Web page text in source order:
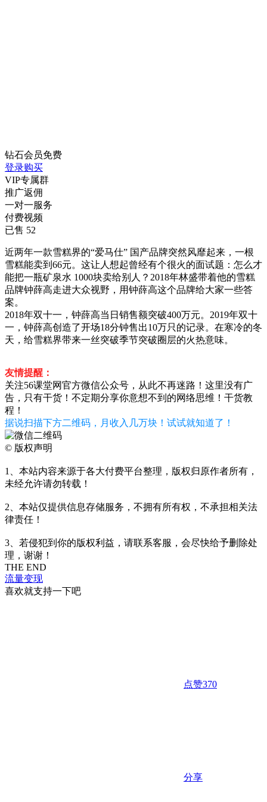
钻石会员免费
登录购买
VIP专属群
推广返佣
一对一服务
付费视频
已售 52
近两年一款雪糕界的“爱马仕” 国产品牌突然风靡起来，一根
雪糕能卖到66元。这让人想起曾经有个很火的面试题：怎么才
能把一瓶矿泉水 1000块卖给别人？2018年林盛带着他的雪糕
品牌钟薛高走进大众视野，用钟薛高这个品牌给大家一些答
案。
2018年双十一，钟薛高当日销售额突破400万元。2019年双十
一，钟薛高创造了开场18分钟售出10万只的记录。在寒冷的冬
天，给雪糕界带来一丝突破季节突破圈层的火热意味。
友情提醒：
关注56课堂网官方微信公众号，从此不再迷路！这里没有广
告，只有干货！不定期分享你意想不到的网络思维！干货教
程！
据说扫描下方二维码，月收入几万块！试试就知道了！
© 版权声明
1、本站内容来源于各大付费平台整理，版权归原作者所有，
未经允许请勿转载！
2、本站仅提供信息存储服务，不拥有所有权，不承担相关法
律责任！
3、若侵犯到你的版权利益，请联系客服，会尽快给予删除处
理，谢谢！
THE END
流量变现
喜欢就支持一下吧
点赞370
分享